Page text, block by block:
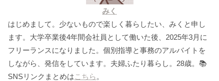
みく
はじめまして。少ないもので楽しく暮らしたい、みくと申し
ます。大学卒業後4年間会社員として働いた後、2025年3月に
フリーランスになりました。個別指導と事務のアルバイトを
しながら、発信をしています。夫婦ふたり暮らし。28歳。📚
SNSリンクまとめはこちら 。